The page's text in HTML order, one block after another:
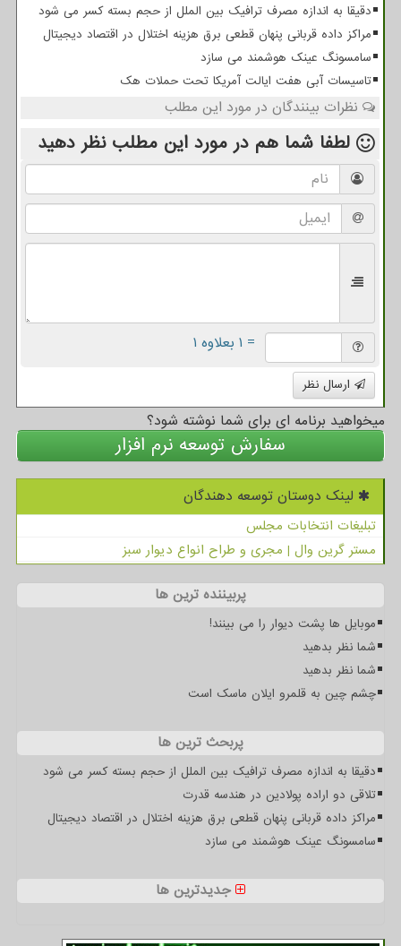
دقیقا به اندازه مصرف ترافیک بین الملل از حجم بسته کسر می شود
مراکز داده قربانی پنهان قطعی برق هزینه اختلال در اقتصاد دیجیتال
سامسونگ عینک هوشمند می سازد
تاسیسات آبی هفت ایالت آمریکا تحت حملات هک
نظرات بینندگان در مورد این مطلب
لطفا شما هم در مورد این مطلب نظر دهید
= ۱ بعلاوه ۱
ارسال نظر
میخواهید برنامه ای برای شما نوشته شود؟
سفارش توسعه نرم افزار
لینک دوستان توسعه دهندگان
تبلیغات انتخابات مجلس
مستر گرین وال | مجری و طراح انواع دیوار سبز
پربیننده ترین ها
موبایل ها پشت دیوار را می بینند!
شما نظر بدهید
شما نظر بدهید
چشم چین به قلمرو ایلان ماسک است
پربحث ترین ها
دقیقا به اندازه مصرف ترافیک بین الملل از حجم بسته کسر می شود
تلاقی دو اراده پولادین در هندسه قدرت
مراکز داده قربانی پنهان قطعی برق هزینه اختلال در اقتصاد دیجیتال
سامسونگ عینک هوشمند می سازد
جدیدترین ها